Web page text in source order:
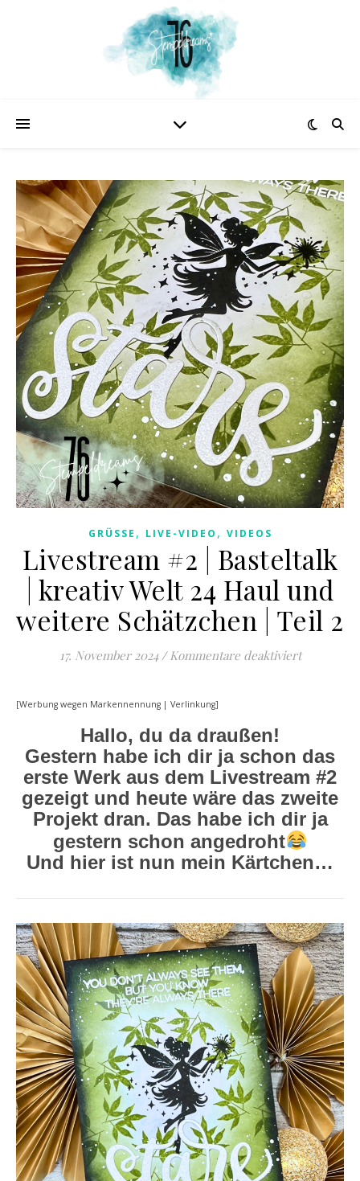
GRÜSSE , LIVE-VIDEO , VIDEOS
Livestream #2 | Basteltalk
| kreativ Welt 24 Haul und
weitere Schätzchen | Teil 2
17. November 2024 / Kommentare deaktiviertfür
[Werbung wegen Markennennung | Verlinkung]
Hallo, du da draußen!
Gestern habe ich dir ja schon das
erste Werk aus dem Livestream #2
gezeigt und heute wäre das zweite
Projekt dran. Das habe ich dir ja
gestern schon angedroht
Und hier ist nun mein Kärtchen…